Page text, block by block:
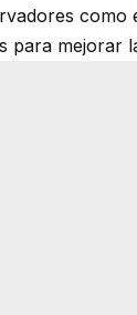
como
para mejorar